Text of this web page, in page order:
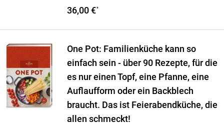
36,00 €*
One Pot: Familienküche kann so
einfach sein - über 90 Rezepte, für die
es nur einen Topf, eine Pfanne, eine
Auflaufform oder ein Backblech
braucht. Das ist Feierabendküche, die
allen schmeckt!